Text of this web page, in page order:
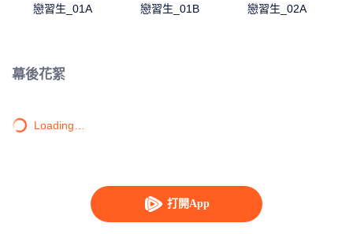
打開App
戀習生_01A 戀習生_01B 戀習生_02A
幕後花絮
Loading…